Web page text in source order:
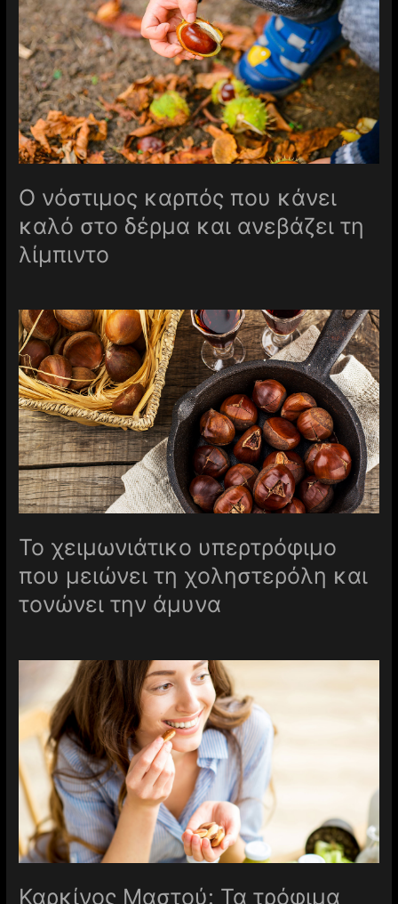
Ο νόστιμος καρπός που κάνει
καλό στο δέρμα και ανεβάζει τη
λίμπιντο
Το χειμωνιάτικο υπερτρόφιμο
που μειώνει τη χοληστερόλη και
τονώνει την άμυνα
Καρκίνος Μαστού: Τα τρόφιμα